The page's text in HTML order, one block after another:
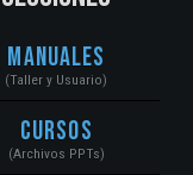
Manuales
(Taller y Usuario)
Cursos
(Archivos PPTs)